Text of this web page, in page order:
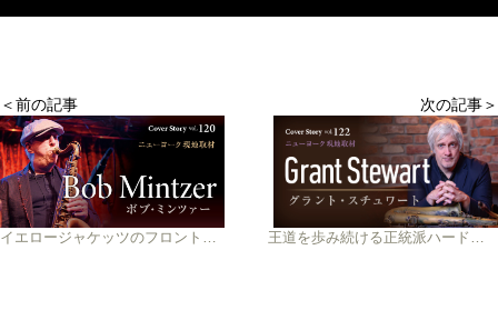
＜前の記事 次の記事＞